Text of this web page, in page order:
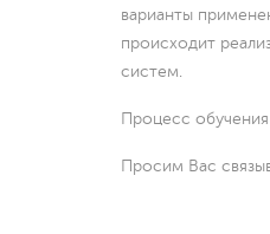
варианты
происходит
систем.
Процесс
Просим Вас